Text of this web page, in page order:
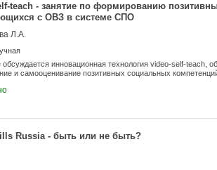
teach - занятие по формированию
с ОВЗ в системе СПО
Л.А.
обсуждается инновационная технология video-self-teach,
и самооценивание позитивных социальных
Russia - быть или не быть?